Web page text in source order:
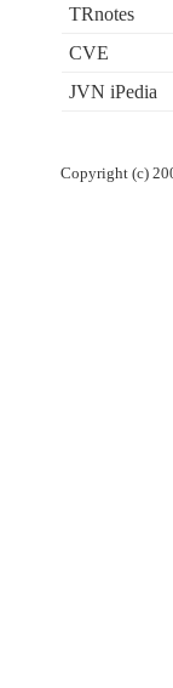
TRnotes
CVE
JVN iPedia
Copyright (c)